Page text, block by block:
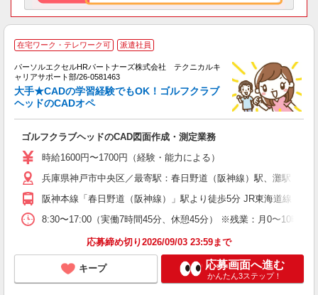
在宅ワーク・テレワーク可 派遣社員
パーソルエクセルHRパートナーズ株式会社 テクニカルキ
ャリアサポート部/26-0581463
大手★CADの学習経験でもOK！ゴルフクラブ
ヘッドのCADオペ
ゴルフクラブヘッドのCAD図面作成・測定業務
時給1600円〜1700円（経験・能力による）
兵庫県神戸市中央区／最寄駅：春日野道（阪神線）駅、灘駅
阪神本線「春日野道（阪神線）」駅より徒歩5分 JR東海道線「灘
8:30〜17:00（実働7時間45分、休憩45分） ※残業：月0〜10時間
応募締め切り2026/09/03 23:59まで
キープ 応募画面へ進む
かんたん3ステップ！